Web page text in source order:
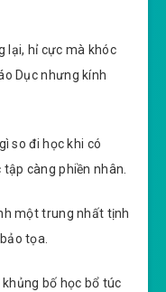
lại, hỉ cực mà khóc
Dục nhưng kính
so đi học khi có
càng phiền nhân.
một trung nhất tịnh
tọa.
khủng bố học bổ túc